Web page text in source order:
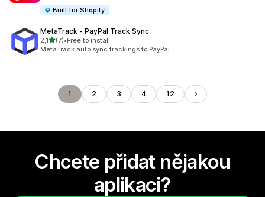
Built for Shopify
MetaTrack ‑ PayPal Track Sync
2,1z 5 hvězd
(7)
Celkový počet recenzí: 7
•Free to install
MetaTrack auto sync trackings to PayPal
1 2 3 4 12
Chcete přidat nějakou
aplikaci?